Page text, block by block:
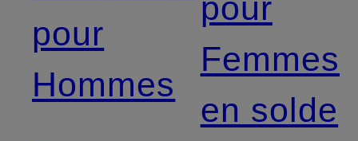
pour
Hommes
pour
Femmes
en solde